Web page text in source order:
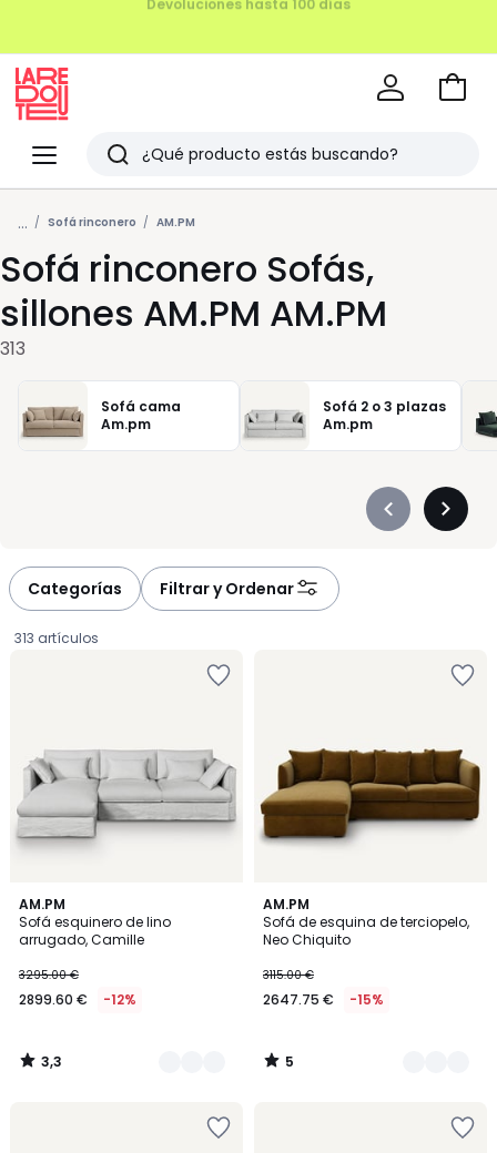
Menu
Redoute
Buscar
Últimos
artículos
vistos
Ir
... Sofá rinconero AM.PM
Sofá rinconero Sofás,
sillones AM.PM AM.PM
313
Sofá cama
Am.pm
Sofá 2 o 3 plazas
Am.pm
Précédent
Categorías Filtrar y Ordenar
313 artículos
AM.PM
Sofá esquinero de lino
arrugado, Camille
€
en
de
3295.00
3295.00 €
2899.60 € -12%
3,3
/ 5
2
Colores
3,3
/
AM.PM
Sofá de esquina de terciopelo,
Neo Chiquito
3115.00 €
2647.75 € -15%
5
/
5
5
Colores
5
/